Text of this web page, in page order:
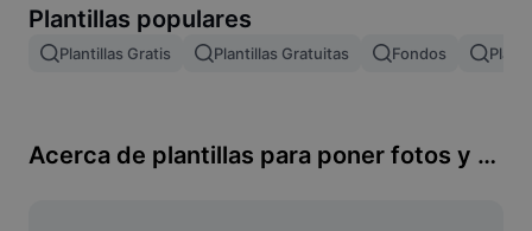
Remove image BG
Image merge
Resize Image
Plantillas populares
Plantillas Gratis Plantillas Gratuitas Fondos
Acerca de plantillas para poner fotos y videos